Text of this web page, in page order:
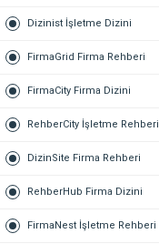
Dizinist İşletme Dizini
FirmaGrid Firma Rehberi
FirmaCity Firma Dizini
RehberCity İşletme Rehberi
DizinSite Firma Rehberi
RehberHub Firma Dizini
FirmaNest İşletme Rehberi